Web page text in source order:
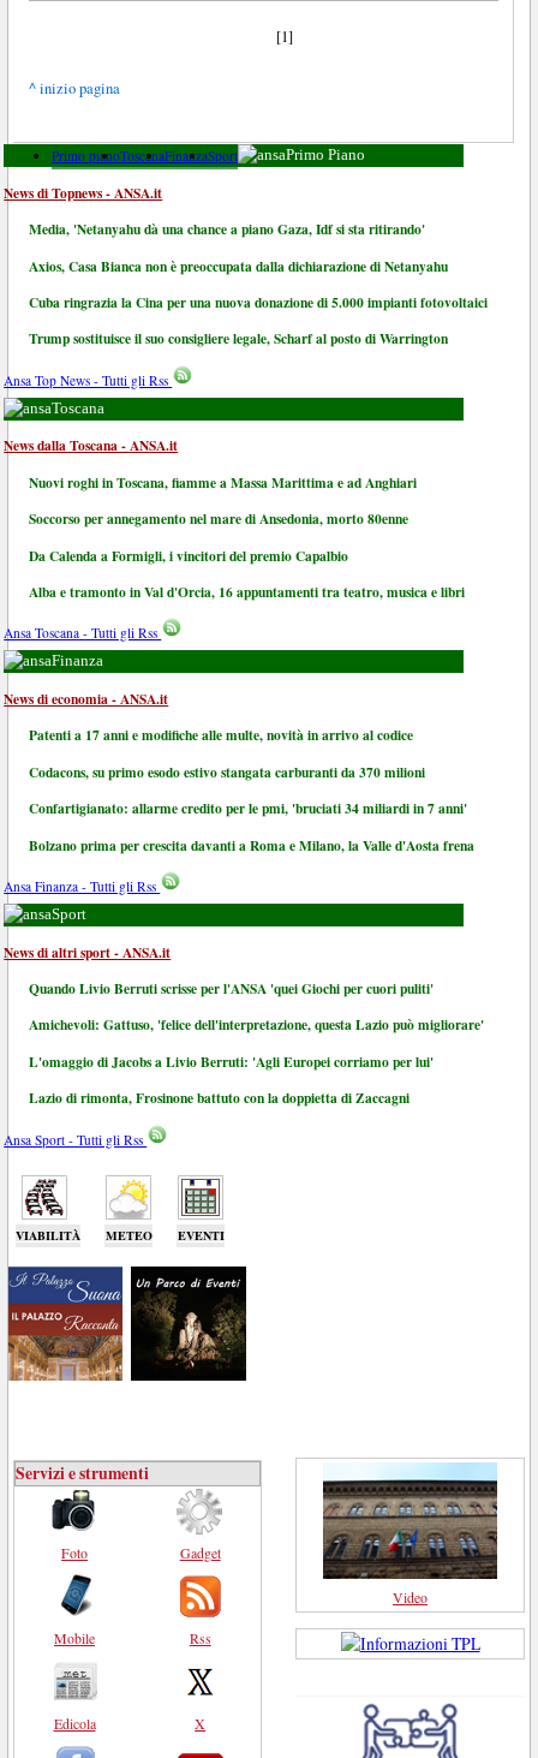
[1]
^ inizio pagina
Primo pianoToscanaFinanzaSport Primo Piano
News di Topnews - ANSA.it
Media, 'Netanyahu dà una chance a piano Gaza, Idf si sta ritirando'
Axios, Casa Bianca non è preoccupata dalla dichiarazione di Netanyahu
Cuba ringrazia la Cina per una nuova donazione di 5.000 impianti fotovoltaici
Trump sostituisce il suo consigliere legale, Scharf al posto di Warrington
Ansa Top News - Tutti gli Rss
Toscana
News dalla Toscana - ANSA.it
Nuovi roghi in Toscana, fiamme a Massa Marittima e ad Anghiari
Soccorso per annegamento nel mare di Ansedonia, morto 80enne
Da Calenda a Formigli, i vincitori del premio Capalbio
Alba e tramonto in Val d'Orcia, 16 appuntamenti tra teatro, musica e libri
Ansa Toscana - Tutti gli Rss
Finanza
News di economia - ANSA.it
Patenti a 17 anni e modifiche alle multe, novità in arrivo al codice
Codacons, su primo esodo estivo stangata carburanti da 370 milioni
Confartigianato: allarme credito per le pmi, 'bruciati 34 miliardi in 7 anni'
Bolzano prima per crescita davanti a Roma e Milano, la Valle d'Aosta frena
Ansa Finanza - Tutti gli Rss
Sport
News di altri sport - ANSA.it
Quando Livio Berruti scrisse per l'ANSA 'quei Giochi per cuori puliti'
Amichevoli: Gattuso, 'felice dell'interpretazione, questa Lazio può migliorare'
L'omaggio di Jacobs a Livio Berruti: 'Agli Europei corriamo per lui'
Lazio di rimonta, Frosinone battuto con la doppietta di Zaccagni
Ansa Sport - Tutti gli Rss
VIABILITÀ METEO EVENTI
Servizi e strumenti
Foto
Mobile
Edicola
Gadget
Rss
X
Video